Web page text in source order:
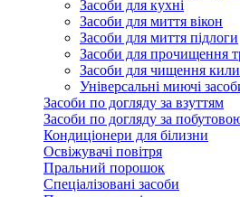
Засоби для кухні
Засоби для миття вікон
Засоби для миття підлоги
Засоби для прочищення
Засоби для чищення
Універсальні миючі
Засоби по догляду за взуттям
Засоби по догляду за
Кондиціонери для білизни
Освіжувачі повітря
Пральний порошок
Спеціалізовані засоби